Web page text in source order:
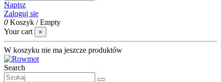
Napisz
Zaloguj się
0 Koszyk /Empty
Your cart
×
W koszyku nie ma jeszcze produktów
Search